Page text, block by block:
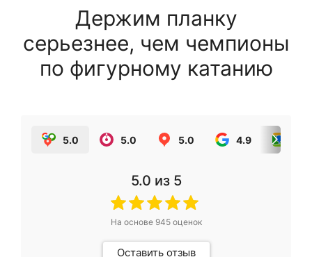
Держим планку
серьезнее, чем чемпионы
по фигурному катанию
5.0 5.0 5.0 4.9
5.0 из 5
На основе 945оценок
Оставить отзыв